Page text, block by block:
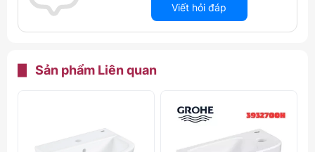
Viết hỏi đáp
Sản phẩm Liên quan